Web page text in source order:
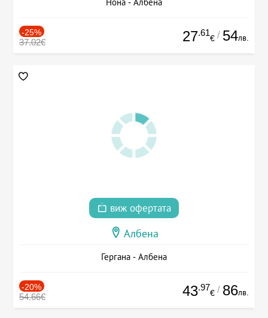
-25%
37.02€ 27.61
€ / 54лв.
виж офертата
Албена
Гергана - Албена
-20%
54.66€ 43.97
€ / 86лв.